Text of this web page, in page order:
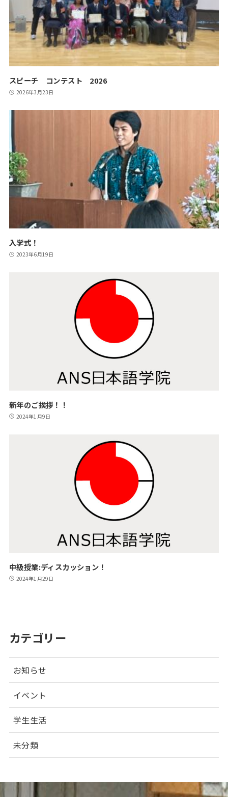
スピーチ コンテスト 2026
2026年3月23日
入学式！
2023年6月19日
新年のご挨拶！！
2024年1月9日
中級授業:ディスカッション！
2024年1月29日
カテゴリー
お知らせ
イベント
学生生活
未分類